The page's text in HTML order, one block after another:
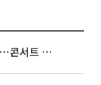
빅뱅, 20주년 기념 '새 뱅봉' 선보인다⋯콘서트 앞두고 팝업 개최